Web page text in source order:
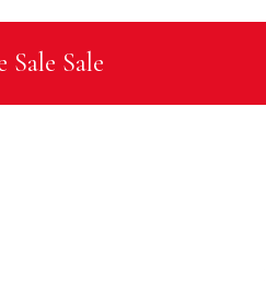
Sale Sale